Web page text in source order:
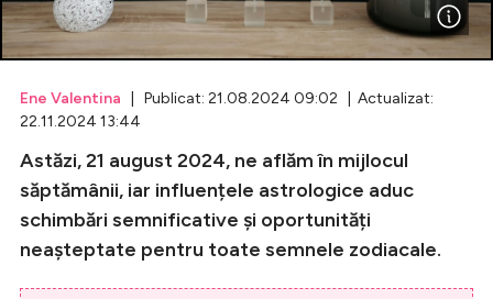
Celebrități
Ene Valentina | Publicat: 21.08.2024 09:02 | Actualizat:
22.11.2024 13:44
Astăzi, 21 august 2024, ne aflăm în mijlocul
săptămânii, iar influențele astrologice aduc
schimbări semnificative și oportunități
neașteptate pentru toate semnele zodiacale.